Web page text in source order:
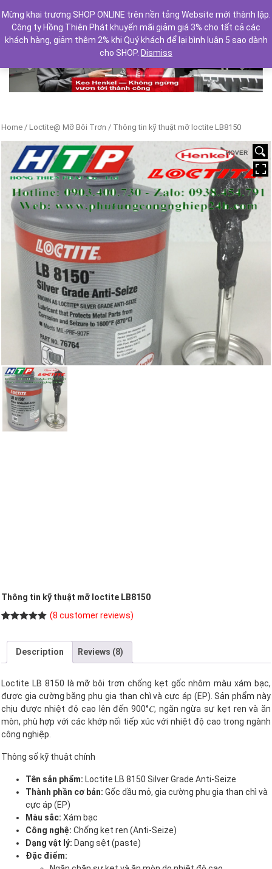
Previous Next
Home / Loctite@ Mỡ Bôi Trơn / Thông tin kỹ thuật mỡ loctite LB8150
HOVER
Thông tin kỹ thuật mỡ loctite LB8150
customer
ratings
(8 customer reviews)
Description Reviews (8)
Loctite LB 8150 là mỡ bôi trơn chống kẹt gốc nhôm màu xám bạc,
được gia cường bằng phụ gia than chì và cực áp (EP). Sản phẩm này
chịu được nhiệt độ cao lên đến 900°𝐶, ngăn ngừa sự kẹt ren và ăn
mòn, phù hợp với các khớp nối tiếp xúc với nhiệt độ cao trong ngành
công nghiệp.
Thông số kỹ thuật chính
Tên sản phẩm: Loctite LB 8150 Silver Grade Anti-Seize
Thành phần cơ bản: Gốc dầu mỏ, gia cường phụ gia than chì và
cực áp (EP)
Màu sắc: Xám bạc
Công nghệ: Chống kẹt ren (Anti-Seize)
Dạng vật lý: Dạng sệt (paste)
Đặc điểm:
Mừng khai trương SHOP ONLINE trên nền tảng Website mới thành lập.
Công ty Hồng Thiên Phát khuyến mãi giảm giá 3% cho tất cả các
khách hàng, giảm thêm 2% khi Quý khách để lại bình luận 5 sao dành
cho SHOP. Dismiss